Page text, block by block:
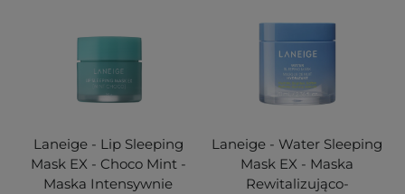
Laneige - Lip Sleeping
Mask EX - Choco Mint -
Maska Intensywnie
Laneige - Water Sleeping
Mask EX - Maska
Rewitalizująco-